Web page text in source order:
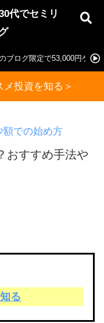
代でセミリ
のブログ限定で53,000円ゲッ
メ投資を知る＞
額での始め方
おすすめ手法や
る